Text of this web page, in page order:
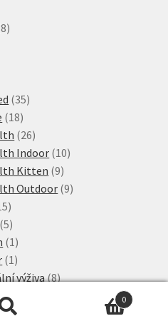
88
3535
1818
produktů
2626
produktů
Indoor 1010
Kitten 99
produktů
Outdoor 99
15
produktů
55
produktů
1 1
produkt
1 1
produkt
výživa 88
22
0